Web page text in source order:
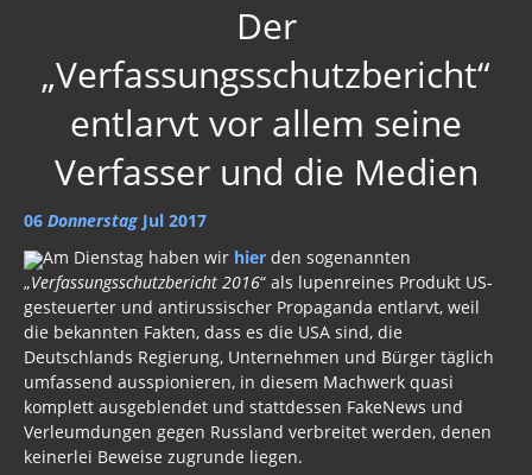
»Lolita Express« Jeffrey Epstein
Jason Mason
1. Weltkrieg
Kulturrevolution
New Zealand
China Lake
Freimaurer Bücher
google
Hörbücher
Trump, Putin, Xi und die Fliehkräfte
Der
„Verfassungsschutzbericht“
entlarvt vor allem seine
Verfasser und die Medien
06 Donnerstag Jul 2017
Am Dienstag haben wir hier den sogenannten
„Verfassungs­schutzbericht 2016“ als lupenreines Produkt US-
gesteuerter und antirussischer Propaganda entlarvt, weil
die bekannten Fakten, dass es die USA sind, die
Deutschlands Regierung, Unternehmen und Bürger täglich
umfassend ausspionieren, in diesem Machwerk quasi
komplett ausgeblendet und stattdessen FakeNews und
Verleumdungen gegen Russland verbreitet werden, denen
keinerlei Beweise zugrunde liegen.